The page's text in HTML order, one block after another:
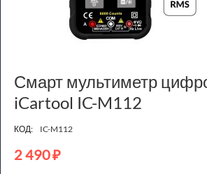
Смарт мультиметр
iCartool IC-M112
КОД: IC-M112
2 490₽